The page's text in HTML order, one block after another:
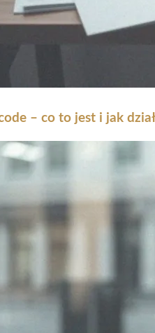
– co to jest i jak